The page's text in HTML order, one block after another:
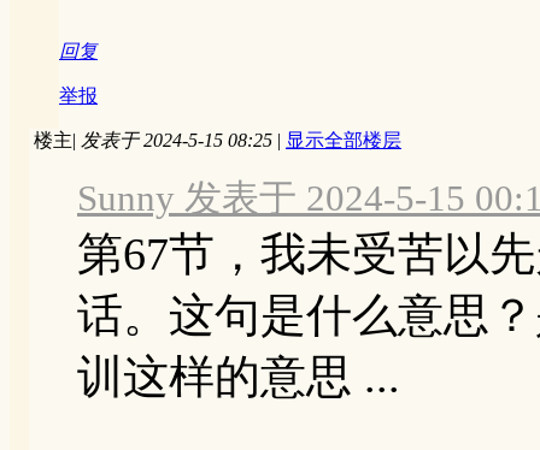
回复
举报
楼主| 发表于 2024-5-15 08:25 | 显示全部楼层
Sunny 发表于 2024-5-15
第67节，我未受苦以
话。这句是什么意思
训这样的意思 ...